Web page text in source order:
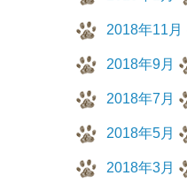
2018年11月
2018年9月
2018年7月
2018年5月
2018年3月